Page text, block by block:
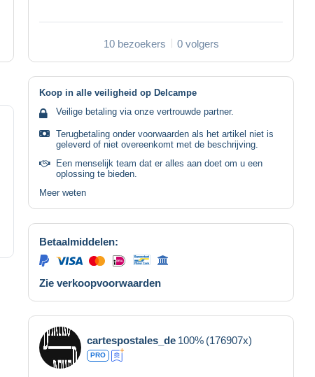
10 bezoekers 0 volgers
Koop in alle veiligheid op Delcampe
Veilige betaling via onze vertrouwde partner.
Terugbetaling onder voorwaarden als het artikel niet is
geleverd of niet overeenkomt met de beschrijving.
Een menselijk team dat er alles aan doet om u een
oplossing te bieden.
Meer weten
Betaalmiddelen:
Zie verkoopvoorwaarden
cartespostales_de 100% (176907x)
PRO